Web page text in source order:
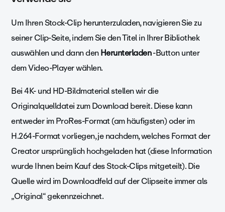
Um Ihren Stock-Clip herunterzuladen, navigieren Sie zu
seiner Clip-Seite, indem Sie den Titel in Ihrer Bibliothek
auswählen und dann denHerunterladen-Button unter
dem Video-Player wählen.
Bei 4K- und HD-Bildmaterial stellen wir die
Originalquelldatei zum Download bereit. Diese kann
entweder im ProRes-Format (am häufigsten) oder im
H.264-Format vorliegen, je nachdem, welches Format der
Creator ursprünglich hochgeladen hat (diese Information
wurde Ihnen beim Kauf des Stock-Clips mitgeteilt). Die
Quelle wird im Downloadfeld auf der Clipseite immer als
„Original“ gekennzeichnet.